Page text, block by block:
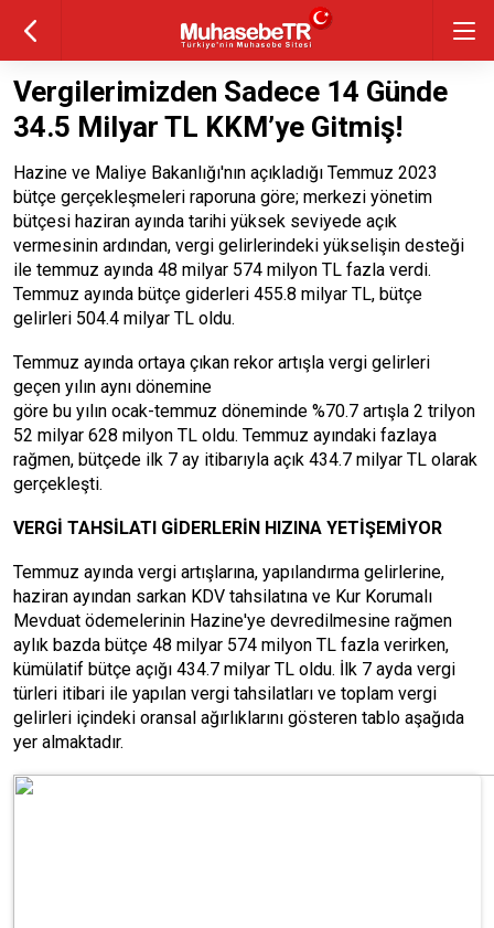
Vergilerimizden Sadece 14 Günde
34.5 Milyar TL KKM’ye Gitmiş!
Hazine ve Maliye Bakanlığı'nın açıkladığı Temmuz 2023
bütçe gerçekleşmeleri raporuna göre; merkezi yönetim
bütçesi haziran ayında tarihi yüksek seviyede açık
vermesinin ardından, vergi gelirlerindeki yükselişin desteği
ile temmuz ayında 48 milyar 574 milyon TL fazla verdi.
Temmuz ayında bütçe giderleri 455.8 milyar TL, bütçe
gelirleri 504.4 milyar TL oldu.
Temmuz ayında ortaya çıkan rekor artışla vergi gelirleri
geçen yılın aynı dönemine
göre bu yılın ocak-temmuz döneminde %70.7 artışla 2 trilyon
52 milyar 628 milyon TL oldu. Temmuz ayındaki fazlaya
rağmen, bütçede ilk 7 ay itibarıyla açık 434.7 milyar TL olarak
gerçekleşti.
VERGİ TAHSİLATI GİDERLERİN HIZINA YETİŞEMİYOR
Temmuz ayında vergi artışlarına, yapılandırma gelirlerine,
haziran ayından sarkan KDV tahsilatına ve Kur Korumalı
Mevduat ödemelerinin Hazine'ye devredilmesine rağmen
aylık bazda bütçe 48 milyar 574 milyon TL fazla verirken,
kümülatif bütçe açığı 434.7 milyar TL oldu. İlk 7 ayda vergi
türleri itibari ile yapılan vergi tahsilatları ve toplam vergi
gelirleri içindeki oransal ağırlıklarını gösteren tablo aşağıda
yer almaktadır.